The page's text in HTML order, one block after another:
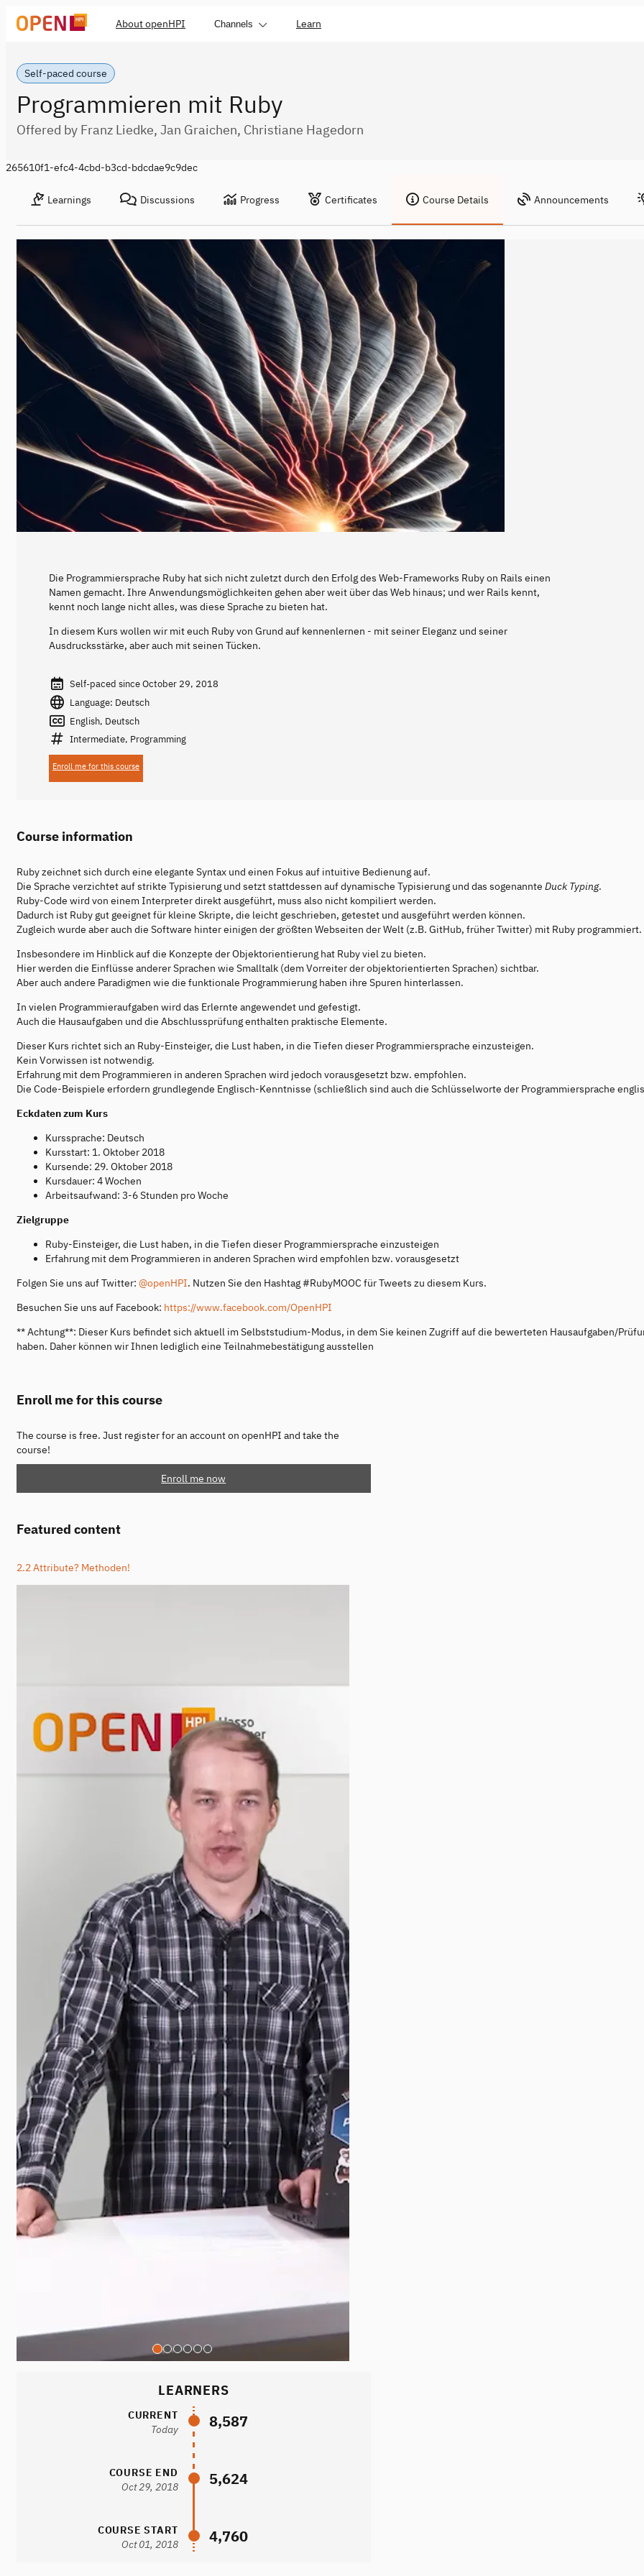
About openHPI Channels Learn
Self-paced course
Programmieren mit Ruby
Offered by Franz Liedke, Jan Graichen, Christiane Hagedorn
265610f1-efc4-4cbd-b3cd-bdcdae9c9dec
Learnings Discussions Progress Certificates Course Details Announcements
Die Programmiersprache Ruby hat sich nicht zuletzt durch den Erfolg des Web-Frameworks Ruby on Rails einen
Namen gemacht. Ihre Anwendungsmöglichkeiten gehen aber weit über das Web hinaus; und wer Rails kennt,
kennt noch lange nicht alles, was diese Sprache zu bieten hat.
In diesem Kurs wollen wir mit euch Ruby von Grund auf kennenlernen - mit seiner Eleganz und seiner
Ausdrucksstärke, aber auch mit seinen Tücken.
Self-paced since October 29, 2018
Language: Deutsch
English, Deutsch
Intermediate, Programming
Enroll me for this course
Course information
Ruby zeichnet sich durch eine elegante Syntax und einen Fokus auf intuitive Bedienung auf.
Die Sprache verzichtet auf strikte Typisierung und setzt stattdessen auf dynamische Typisierung und das sogenannte Duck Typing.
Ruby-Code wird von einem Interpreter direkt ausgeführt, muss also nicht kompiliert werden.
Dadurch ist Ruby gut geeignet für kleine Skripte, die leicht geschrieben, getestet und ausgeführt werden können.
Zugleich wurde aber auch die Software hinter einigen der größten Webseiten der Welt (z.B. GitHub, früher Twitter) mit Ruby programmiert.
Insbesondere im Hinblick auf die Konzepte der Objektorientierung hat Ruby viel zu bieten.
Hier werden die Einflüsse anderer Sprachen wie Smalltalk (dem Vorreiter der objektorientierten Sprachen) sichtbar.
Aber auch andere Paradigmen wie die funktionale Programmierung haben ihre Spuren hinterlassen.
In vielen Programmieraufgaben wird das Erlernte angewendet und gefestigt.
Auch die Hausaufgaben und die Abschlussprüfung enthalten praktische Elemente.
Dieser Kurs richtet sich an Ruby-Einsteiger, die Lust haben, in die Tiefen dieser Programmiersprache einzusteigen.
Kein Vorwissen ist notwendig.
Erfahrung mit dem Programmieren in anderen Sprachen wird jedoch vorausgesetzt bzw. empfohlen.
Die Code-Beispiele erfordern grundlegende Englisch-Kenntnisse (schließlich sind auch die Schlüsselworte der Programmiersprache
Eckdaten zum Kurs
Kurssprache: Deutsch
Kursstart: 1. Oktober 2018
Kursende: 29. Oktober 2018
Kursdauer: 4 Wochen
Arbeitsaufwand: 3-6 Stunden pro Woche
Zielgruppe
Ruby-Einsteiger, die Lust haben, in die Tiefen dieser Programmiersprache einzusteigen
Erfahrung mit dem Programmieren in anderen Sprachen wird empfohlen bzw. vorausgesetzt
Folgen Sie uns auf Twitter: @openHPI. Nutzen Sie den Hashtag #RubyMOOC für Tweets zu diesem Kurs.
Besuchen Sie uns auf Facebook: https://www.facebook.com/OpenHPI
** Achtung**: Dieser Kurs befindet sich aktuell im Selbststudium-Modus, in dem Sie keinen Zugriff auf die bewerteten Hausaufgaben/
haben. Daher können wir Ihnen lediglich eine Teilnahmebestätigung ausstellen
Enroll me for this course
The course is free. Just register for an account on openHPI and take the
course!
Enroll me now
Featured content
2.2 Attribute? Methoden!
LEARNERS
CURRENT
Today
8,587
COURSE END
Oct 29, 2018
5,624
COURSE START
Oct 01, 2018
4,760